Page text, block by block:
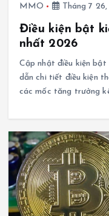
MMO Tháng 7
Điều kiện bật
nhất 2026
Cập nhật điều kiện bật
dẫn chi tiết điều kiện
các mốc tăng trưởng